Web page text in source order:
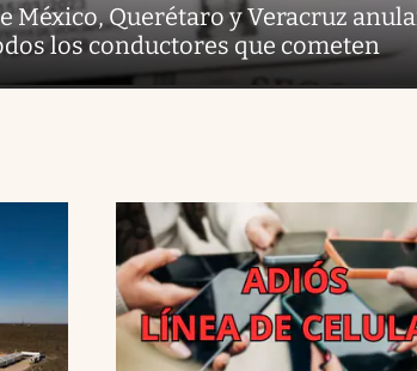
México, Querétaro y Veracruz
los conductores que cometen